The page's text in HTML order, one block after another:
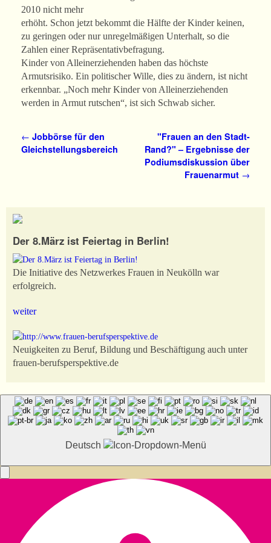
2010 nicht mehr
erhöht. Schon jetzt bekommt die Hälfte der Kinder keinen,
zu geringen oder nur unregelmäßigen Unterhalt, so die
Zahlen einer Repräsentativbefragung.
Kinder von Alleinerziehenden haben das höchste
Armutsrisiko. Ein politischer Wille, dies zu ändern, ist nicht
erkennbar. „Noch mehr Kinder von Alleinerziehenden
werden in Armut rutschen“, ist sich Schwab sicher.
Artikelnavigation
← Jobbörse für den
Gleichstellungsbereich
"Frauen an den Stadt-
Rand?" – Ergebnisse der
Podiumsdiskussion über
Frauenarmut →
Der 8.März ist Feiertag in Berlin!
Die Initiative des Netzwerkes Frauen in Neukölln war
erfolgreich.
weiter
Neuigkeiten zu Beruf, Bildung und Beschäftigung auch unter
frauen-berufsperspektive.de
Deutsch